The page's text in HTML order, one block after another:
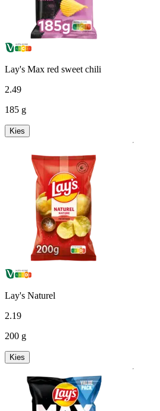
Lay's Max red sweet chili
2.49
185 g
Kies
Lay's Naturel
2.19
200 g
Kies